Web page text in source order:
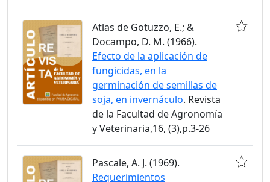
Atlas de Gotuzzo, E.; &
Docampo, D. M. (1966).
Efecto de la aplicación de
fungicidas, en la
germinación de semillas de
soja, en invernáculo. Revista
de la Facultad de Agronomía
y Veterinaria,16, (3),p.3-26
Pascale, A. J. (1969).
Requerimientos